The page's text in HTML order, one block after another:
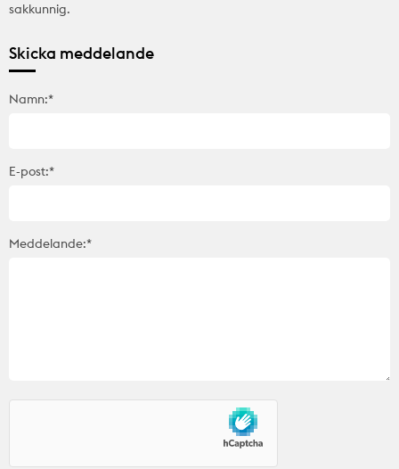
sakkunnig.
Skicka meddelande
Namn:*
E-post:*
Meddelande:*